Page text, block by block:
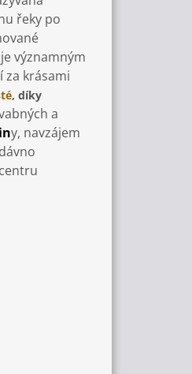
řeky po
významným
za krásami
, díky
a
y, navzájem